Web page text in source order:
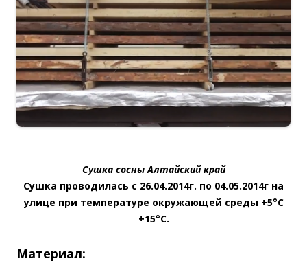
Сушка сосны Алтайский край
Сушка проводилась с 26.04.2014г. по 04.05.2014г на
улице при температуре окружающей среды +5°С
+15°С.
Материал: